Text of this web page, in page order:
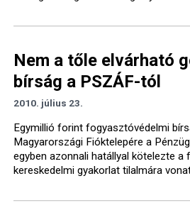
Nem a tőle elvárható
bírság a PSZÁF-tól
2010. július 23.
Egymillió forint fogyasztóvédelmi
Magyarországi Fióktelepére a
egyben azonnali hatállyal kötelezte
kereskedelmi gyakorlat tilalmára